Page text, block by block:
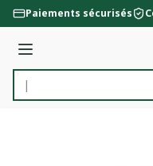
Aller au contenu
Paiements sécurisés
Menu
Rechercher